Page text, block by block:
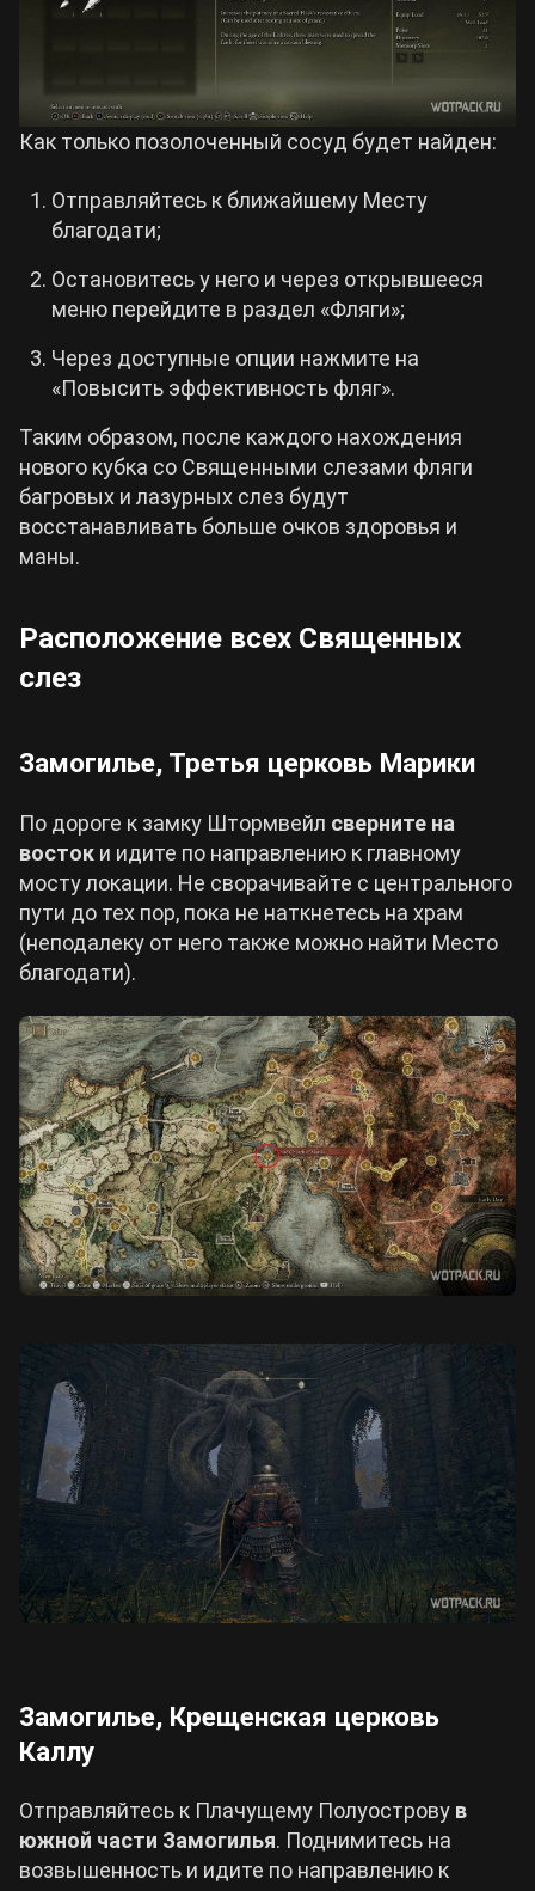
Как только позолоченный сосуд будет найден:
Отправляйтесь к ближайшему Месту
благодати;
Остановитесь у него и через открывшееся
меню перейдите в раздел «Фляги»;
Через доступные опции нажмите на
«Повысить эффективность фляг».
Таким образом, после каждого нахождения
нового кубка со Священными слезами фляги
багровых и лазурных слез будут
восстанавливать больше очков здоровья и
маны.
Расположение всех Священных
слез
Замогилье, Третья церковь Марики
По дороге к замку Штормвейл сверните на
восток и идите по направлению к главному
мосту локации. Не сворачивайте с центрального
пути до тех пор, пока не наткнетесь на храм
(неподалеку от него также можно найти Место
благодати).
Замогилье, Крещенская церковь
Каллу
Отправляйтесь к Плачущему Полуострову в
южной части Замогилья. Поднимитесь на
возвышенность и идите по направлению к